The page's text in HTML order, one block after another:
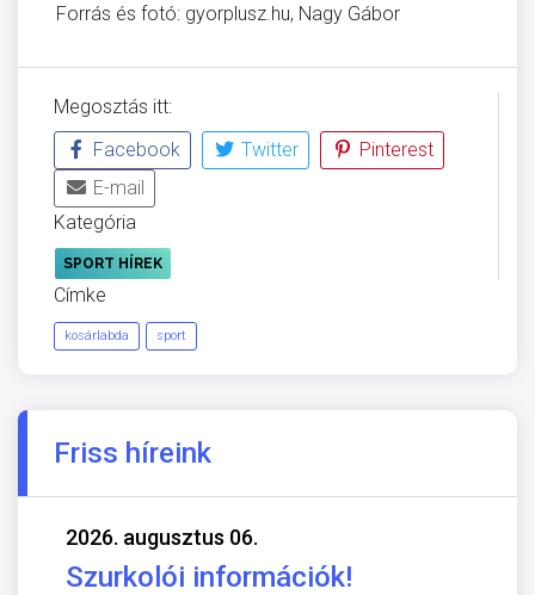
Forrás és fotó: gyorplusz.hu, Nagy Gábor
Megosztás itt:
Facebook
Twitter
Pinterest
E-mail
Kategória
SPORT HÍREK
Címke
kosárlabda sport
Friss híreink
2026. augusztus 06.
Szurkolói információk!